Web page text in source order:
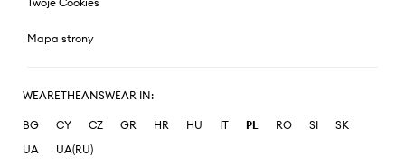
Mapa strony
WEARETHEANSWEAR IN:
BG CY CZ GR HR HU IT PL RO SI
SK
UA
UA(RU)